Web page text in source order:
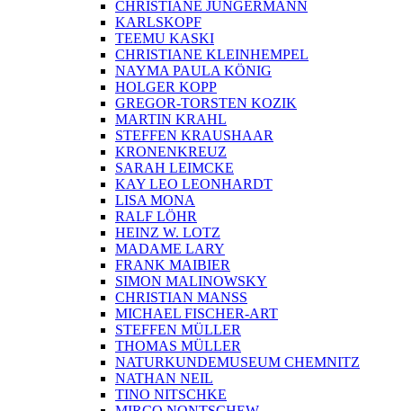
CHRISTIANE JUNGERMANN
KARLSKOPF
TEEMU KASKI
CHRISTIANE KLEINHEMPEL
NAYMA PAULA KÖNIG
HOLGER KOPP
GREGOR-TORSTEN KOZIK
MARTIN KRAHL
STEFFEN KRAUSHAAR
KRONENKREUZ
SARAH LEIMCKE
KAY LEO LEONHARDT
LISA MONA
RALF LÖHR
HEINZ W. LOTZ
MADAME LARY
FRANK MAIBIER
SIMON MALINOWSKY
CHRISTIAN MANSS
MICHAEL FISCHER-ART
STEFFEN MÜLLER
THOMAS MÜLLER
NATURKUNDEMUSEUM CHEMNITZ
NATHAN NEIL
TINO NITSCHKE